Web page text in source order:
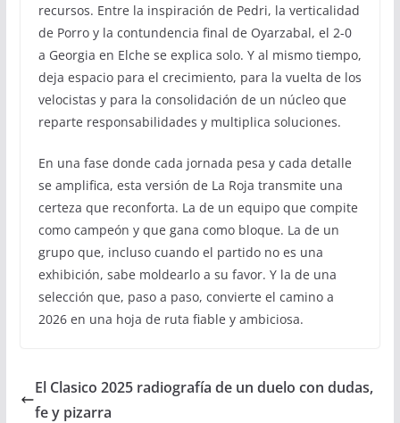
recursos. Entre la inspiración de Pedri, la verticalidad
de Porro y la contundencia final de Oyarzabal, el 2-0
a Georgia en Elche se explica solo. Y al mismo tiempo,
deja espacio para el crecimiento, para la vuelta de los
velocistas y para la consolidación de un núcleo que
reparte responsabilidades y multiplica soluciones.
En una fase donde cada jornada pesa y cada detalle
se amplifica, esta versión de La Roja transmite una
certeza que reconforta. La de un equipo que compite
como campeón y que gana como bloque. La de un
grupo que, incluso cuando el partido no es una
exhibición, sabe moldearlo a su favor. Y la de una
selección que, paso a paso, convierte el camino a
2026 en una hoja de ruta fiable y ambiciosa.
El Clasico 2025 radiografía de un duelo con dudas,
fe y pizarra